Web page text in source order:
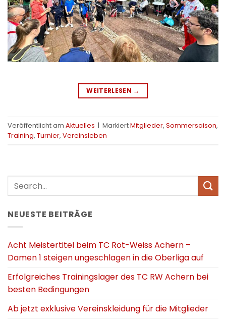
WEITERLESEN →
Veröffentlicht am Aktuelles | MarkiertMitglieder, Sommersaison,
Training, Turnier, Vereinsleben
NEUESTE BEITRÄGE
Acht Meistertitel beim TC Rot-Weiss Achern –
Damen 1 steigen ungeschlagen in die Oberliga auf
Erfolgreiches Trainingslager des TC RW Achern bei
besten Bedingungen
Ab jetzt exklusive Vereinskleidung für die Mitglieder